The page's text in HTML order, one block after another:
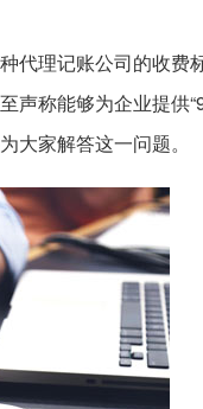
理记账公司的收费
称能够为企业提供
大家解答这一问题。